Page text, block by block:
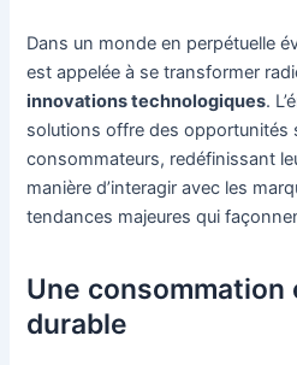
Dans un monde en perpétuelle
est appelée à se transformer
innovations technologiques.
solutions offre des opportunités
consommateurs, redéfinissant
manière d’interagir avec les
tendances majeures qui
Une
durable